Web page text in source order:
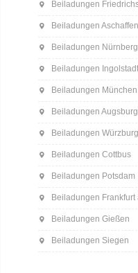
Beiladungen
Beiladungen
Beiladungen Nürnberg
Beiladungen Ingolstadt
Beiladungen München
Beiladungen Augsburg
Beiladungen Würzburg
Beiladungen Cottbus
Beiladungen Potsdam
Beiladungen Frankfurt
Beiladungen Gießen
Beiladungen Siegen